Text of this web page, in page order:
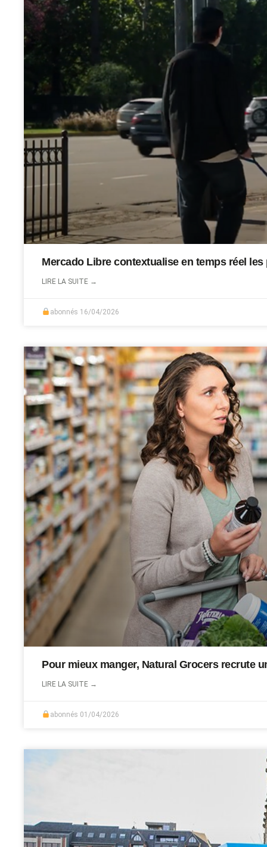
Mercado Libre contextualise en temps réel
LIRE LA SUITE →
abonnés 16/04/2026
Pour mieux manger, Natural Grocers recrute
LIRE LA SUITE →
abonnés 01/04/2026